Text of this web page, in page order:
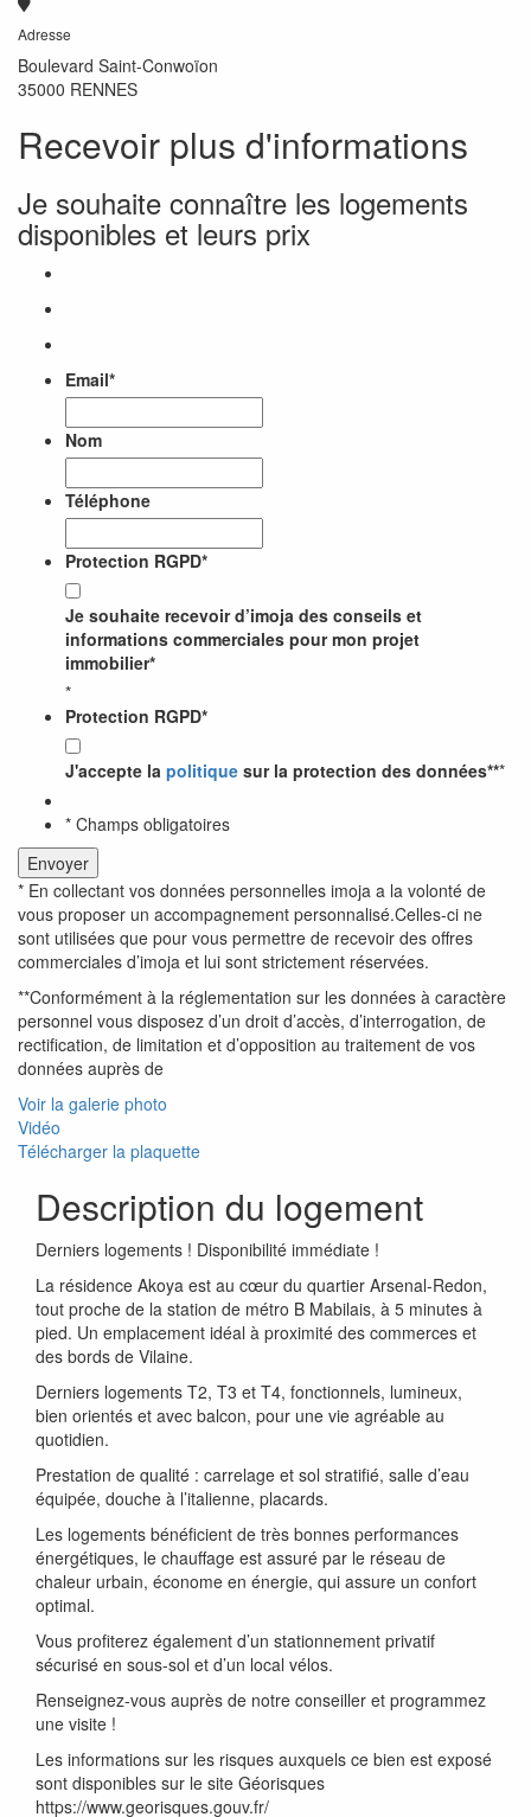
Adresse
Boulevard Saint-Conwoïon
35000 RENNES
Recevoir plus d'informations
Je souhaite connaître les logements
disponibles et leurs prix
Email*
Nom
Téléphone
Protection RGPD*
Je souhaite recevoir d’imoja des conseils et
informations commerciales pour mon projet
immobilier*
*
Protection RGPD*
J'accepte la politique sur la protection des données***
* Champs obligatoires
* En collectant vos données personnelles imoja a la volonté de
vous proposer un accompagnement personnalisé.Celles-ci ne
sont utilisées que pour vous permettre de recevoir des offres
commerciales d’imoja et lui sont strictement réservées.
**Conformément à la réglementation sur les données à caractère
personnel vous disposez d’un droit d’accès, d’interrogation, de
rectification, de limitation et d’opposition au traitement de vos
données auprès de
Voir la galerie photo
Vidéo
Télécharger la plaquette
Description du logement
Derniers logements ! Disponibilité immédiate !
La résidence Akoya est au cœur du quartier Arsenal-Redon,
tout proche de la station de métro B Mabilais, à 5 minutes à
pied. Un emplacement idéal à proximité des commerces et
des bords de Vilaine.
Derniers logements T2, T3 et T4, fonctionnels, lumineux,
bien orientés et avec balcon, pour une vie agréable au
quotidien.
Prestation de qualité : carrelage et sol stratifié, salle d’eau
équipée, douche à l’italienne, placards.
Les logements bénéficient de très bonnes performances
énergétiques, le chauffage est assuré par le réseau de
chaleur urbain, économe en énergie, qui assure un confort
optimal.
Vous profiterez également d’un stationnement privatif
sécurisé en sous-sol et d’un local vélos.
Renseignez-vous auprès de notre conseiller et programmez
une visite !
Les informations sur les risques auxquels ce bien est exposé
sont disponibles sur le site Géorisques
https://www.georisques.gouv.fr/